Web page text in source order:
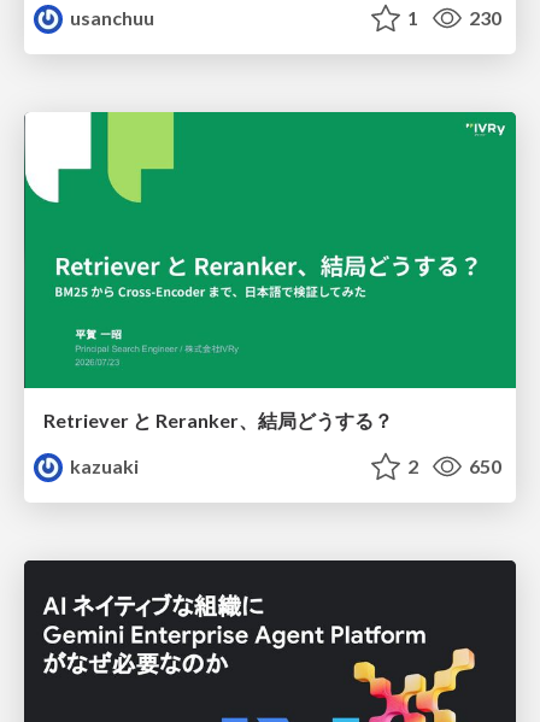
usanchuu 1 230
Retriever と Reranker、結局どうする？
kazuaki
2 650